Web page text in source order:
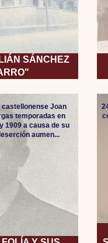
SÁNCHEZ
castellonense Joan
temporadas en
1909 a causa de su
aumen...